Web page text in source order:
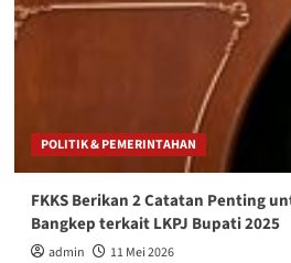
POLITIK & PEMERINTAHAN
FKKS Berikan 2 Catatan Penting
Bangkep terkait LKPJ Bupati 2025
admin 11 Mei 2026